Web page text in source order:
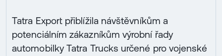
Tatra Export přiblížila návštěvníkům a
potenciálním zákazníkům výrobní řady
automobilky Tatra Trucks určené pro vojenské